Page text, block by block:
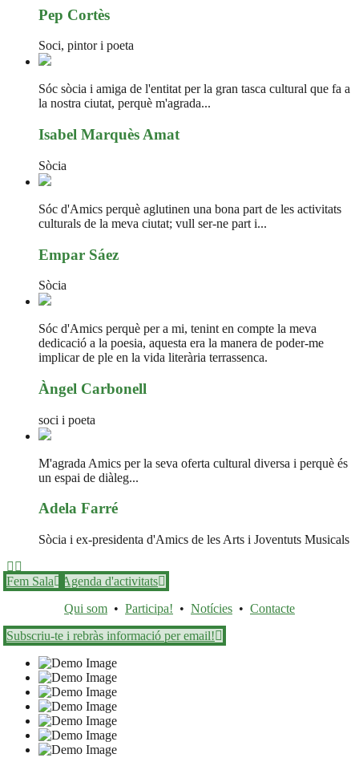
Pep Cortès
Soci, pintor i poeta
Sóc sòcia i amiga de l'entitat per la gran tasca cultural que fa a
la nostra ciutat, perquè m'agrada...
Isabel Marquès Amat
Sòcia
Sóc d'Amics perquè aglutinen una bona part de les activitats
culturals de la meva ciutat; vull ser-ne part i...
Empar Sáez
Sòcia
Sóc d'Amics perquè per a mi, tenint en compte la meva
dedicació a la poesia, aquesta era la manera de poder-me
implicar de ple en la vida literària terrassenca.
Àngel Carbonell
soci i poeta
M'agrada Amics per la seva oferta cultural diversa i perquè és
un espai de diàleg...
Adela Farré
Sòcia i ex-presidenta d'Amics de les Arts i Joventuts Musicals
Fem Sala
Agenda d'activitats
Qui som • Participa! • Notícies • Contacte
Subscriu-te i rebràs informació per email!